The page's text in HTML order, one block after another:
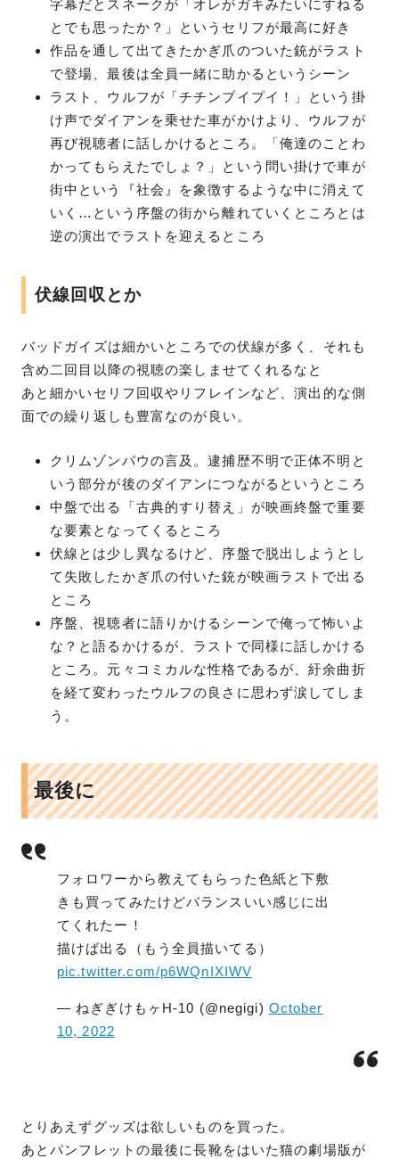
字幕だとスネークが「オレがガキみたいにすねる
とでも思ったか？」というセリフが最高に好き
作品を通して出てきたかぎ爪のついた銃がラスト
で登場、最後は全員一緒に助かるというシーン
ラスト、ウルフが「チチンプイプイ！」という掛
け声でダイアンを乗せた車がかけより、ウルフが
再び視聴者に話しかけるところ。「俺達のことわ
かってもらえたでしょ？」という問い掛けで車が
街中という『社会』を象徴するような中に消えて
いく…という序盤の街から離れていくところとは
逆の演出でラストを迎えるところ
伏線回収とか
バッドガイズは細かいところでの伏線が多く、それも
含め二回目以降の視聴の楽しませてくれるなと
あと細かいセリフ回収やリフレインなど、演出的な側
面での繰り返しも豊富なのが良い。
クリムゾンパウの言及。逮捕歴不明で正体不明と
いう部分が後のダイアンにつながるというところ
中盤で出る「古典的すり替え」が映画終盤で重要
な要素となってくるところ
伏線とは少し異なるけど、序盤で脱出しようとし
て失敗したかぎ爪の付いた銃が映画ラストで出る
ところ
序盤、視聴者に語りかけるシーンで俺って怖いよ
な？と語るかけるが、ラストで同様に話しかける
ところ。元々コミカルな性格であるが、紆余曲折
を経て変わったウルフの良さに思わず涙してしま
う。
最後に
フォロワーから教えてもらった色紙と下敷
きも買ってみたけどバランスいい感じに出
てくれたー！
描けば出る（もう全員描いてる）
pic.twitter.com/p6WQnIXIWV
— ねぎぎけもヶH-10 (@negigi) October
10, 2022
とりあえずグッズは欲しいものを買った。
あとパンフレットの最後に長靴をはいた猫の劇場版が